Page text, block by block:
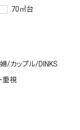
70㎡台
/カップル/DINKS
重視